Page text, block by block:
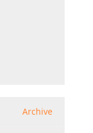
Archive